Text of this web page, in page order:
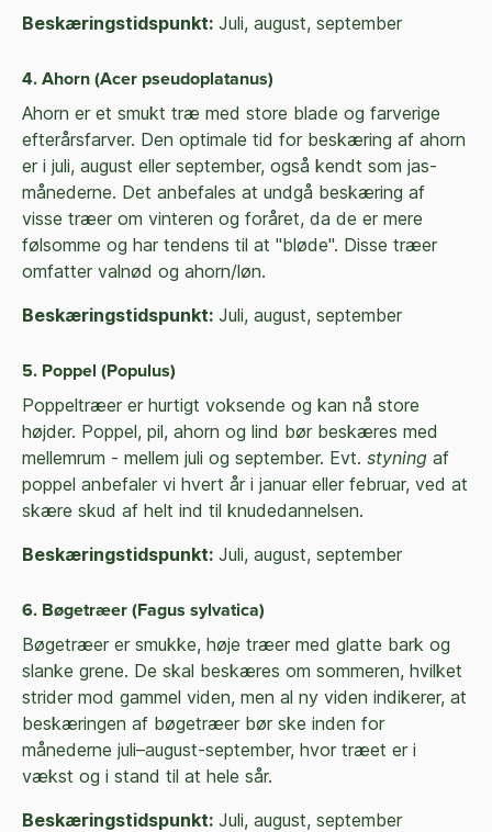
Beskæringstidspunkt: Juli, august, september
4. Ahorn (Acer pseudoplatanus)
Ahorn er et smukt træ med store blade og farverige
efterårsfarver. Den optimale tid for beskæring af ahorn
er i juli, august eller september, også kendt som jas-
månederne. Det anbefales at undgå beskæring af
visse træer om vinteren og foråret, da de er mere
følsomme og har tendens til at "bløde". Disse træer
omfatter valnød og ahorn/løn.
Beskæringstidspunkt: Juli, august, september
5. Poppel (Populus)
Poppeltræer er hurtigt voksende og kan nå store
højder. Poppel, pil, ahorn og lind bør beskæres med
mellemrum - mellem juli og september. Evt. styning af
poppel anbefaler vi hvert år i januar eller februar, ved at
skære skud af helt ind til knudedannelsen.
Beskæringstidspunkt: Juli, august, september
6. Bøgetræer (Fagus sylvatica)
Bøgetræer er smukke, høje træer med glatte bark og
slanke grene. De skal beskæres om sommeren, hvilket
strider mod gammel viden, men al ny viden indikerer, at
beskæringen af bøgetræer bør ske inden for
månederne juli–august-september, hvor træet er i
vækst og i stand til at hele sår.
Beskæringstidspunkt: Juli, august, september